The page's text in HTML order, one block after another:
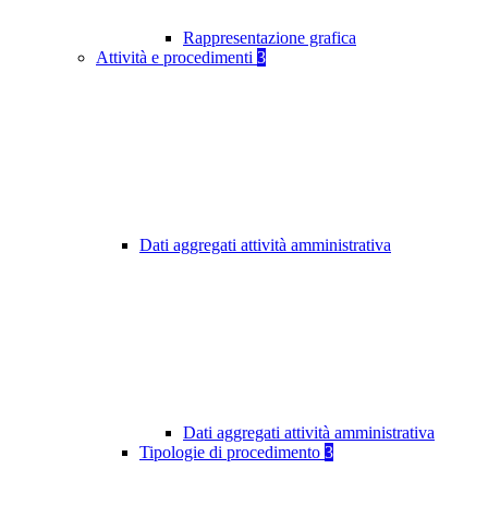
Rappresentazione grafica
Attività e procedimenti 3
Dati aggregati attività amministrativa
Dati aggregati attività amministrativa
Tipologie di procedimento 3